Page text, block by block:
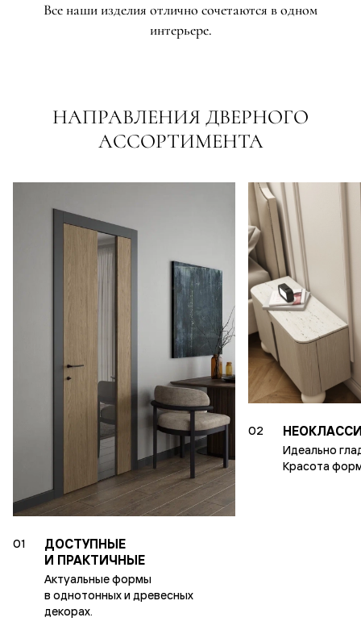
Все наши изделия отлично сочетаются в одном
интерьере.
НАПРАВЛЕНИЯ ДВЕРНОГО
АССОРТИМЕНТА
01
ДОСТУПНЫЕ
И ПРАКТИЧНЫЕ
Актуальные формы
в однотонных и древесных
декорах.
02
Идеально
Красота